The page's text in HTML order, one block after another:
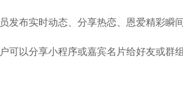
发布实时动态、分享热恋、恩爱精彩瞬
可以分享小程序或嘉宾名片给好友或群